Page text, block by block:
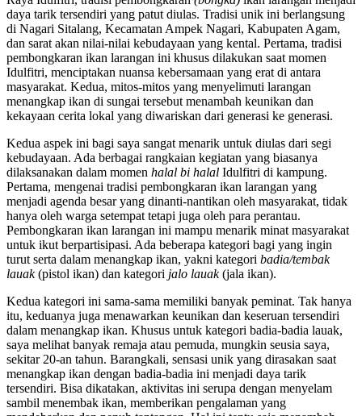
daya tarik tersendiri yang patut diulas. Tradisi unik ini berlangsung
di Nagari Sitalang, Kecamatan Ampek Nagari, Kabupaten Agam,
dan sarat akan nilai-nilai kebudayaan yang kental. Pertama, tradisi
pembongkaran ikan larangan ini khusus dilakukan saat momen
Idulfitri, menciptakan nuansa kebersamaan yang erat di antara
masyarakat. Kedua, mitos-mitos yang menyelimuti larangan
menangkap ikan di sungai tersebut menambah keunikan dan
kekayaan cerita lokal yang diwariskan dari generasi ke generasi.
Kedua aspek ini bagi saya sangat menarik untuk diulas dari segi
kebudayaan. Ada berbagai rangkaian kegiatan yang biasanya
dilaksanakan dalam momen halal bi halal Idulfitri di kampung.
Pertama, mengenai tradisi pembongkaran ikan larangan yang
menjadi agenda besar yang dinanti-nantikan oleh masyarakat, tidak
hanya oleh warga setempat tetapi juga oleh para perantau.
Pembongkaran ikan larangan ini mampu menarik minat masyarakat
untuk ikut berpartisipasi. Ada beberapa kategori bagi yang ingin
turut serta dalam menangkap ikan, yakni kategori badia/tembak
lauak(pistol ikan) dan kategori jalo lauak(jala ikan).
Kedua kategori ini sama-sama memiliki banyak peminat. Tak hanya
itu, keduanya juga menawarkan keunikan dan keseruan tersendiri
dalam menangkap ikan. Khusus untuk kategori badia-badia lauak,
saya melihat banyak remaja atau pemuda, mungkin seusia saya,
sekitar 20-an tahun. Barangkali, sensasi unik yang dirasakan saat
menangkap ikan dengan badia-badia ini menjadi daya tarik
tersendiri. Bisa dikatakan, aktivitas ini serupa dengan menyelam
sambil menembak ikan, memberikan pengalaman yang